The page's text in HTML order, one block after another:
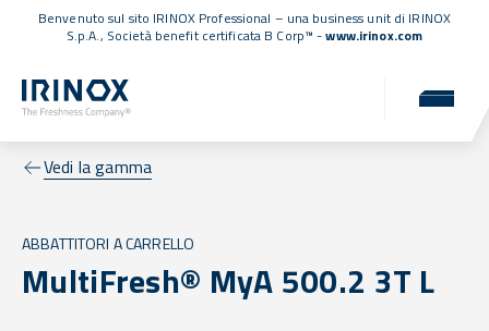
Benvenuto sul sito IRINOX Professional – una business unit di IRINOX
S.p.A., Società benefit certificata B Corp™ -www.irinox.com
Vedi la gamma
ABBATTITORI A CARRELLO
MultiFresh® MyA 500.2 3T L